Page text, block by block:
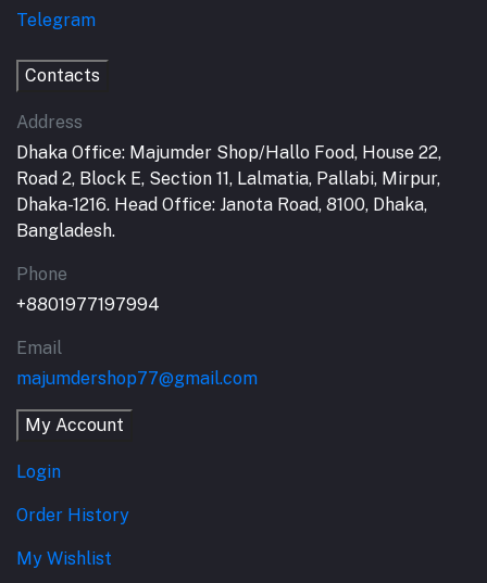
Telegram
Contacts
Address
Dhaka Office: Majumder Shop/Hallo Food, House 22,
Road 2, Block E, Section 11, Lalmatia, Pallabi, Mirpur,
Dhaka-1216. Head Office: Janota Road, 8100, Dhaka,
Bangladesh.
Phone
+8801977197994
Email
majumdershop77@gmail.com
My Account
Login
Order History
My Wishlist